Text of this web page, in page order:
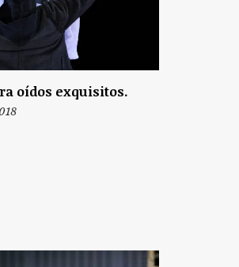
oídos exquisitos.